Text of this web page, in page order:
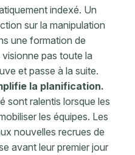
indexé. Un
sur la manipulation
une formation de
pas toute la
et passe à la suite.
la planification.
sont ralentis lorsque les
les équipes. Les
nouvelles recrues de
avant leur premier jour